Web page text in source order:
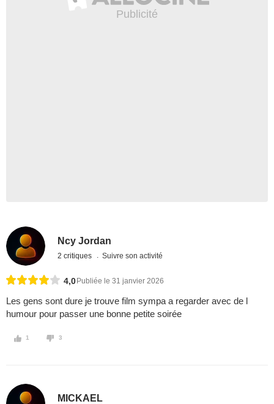
Ncy Jordan
2 critiques Suivre son activité
4,0 Publiée le 31 janvier 2026
Les gens sont dure je trouve film sympa a regarder avec de l
humour pour passer une bonne petite soirée
1 3
MICKAEL